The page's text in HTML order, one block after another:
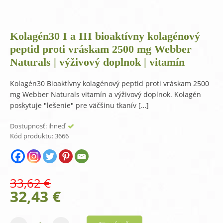
Kolagén30 I a III bioaktívny kolagénový
peptid proti vráskam 2500 mg Webber
Naturals | výživový doplnok | vitamín
Kolagén30 Bioaktívny kolagénový peptid proti vráskam 2500
mg Webber Naturals vitamín a výživový doplnok. Kolagén
poskytuje "lešenie" pre väčšinu tkanív […]
Dostupnosť: ihneď
Kód produktu:3666
33,62€
Original
price
32,43 €Current
price